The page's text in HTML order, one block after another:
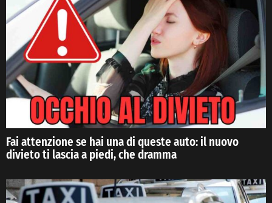
Fai attenzione se hai una di queste auto: il nuovo
divieto ti lascia a piedi, che dramma